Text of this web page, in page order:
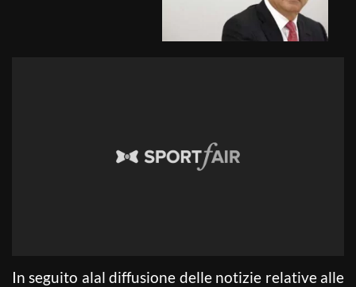
In seguito alal diffusione delle notizie relative alle